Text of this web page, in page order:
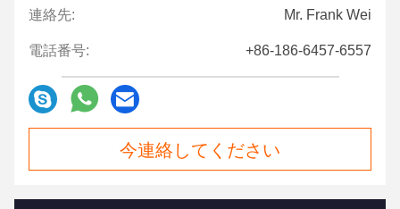
連絡先: Mr. Frank Wei
電話番号: +86-186-6457-6557
今連絡してください